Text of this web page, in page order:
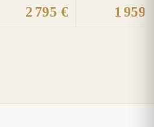
Blanc Diamant
2 795 €
Blanc et Rose
Diamant1 959